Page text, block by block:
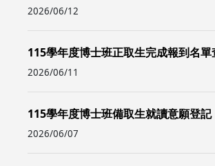
2026/06/12
115學年度博士班正取生完成報到名單
2026/06/11
115學年度博士班備取生就讀意願登記
2026/06/07